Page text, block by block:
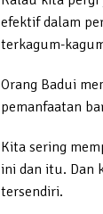
efektif dalam
terkagum-
Orang Badui
pemanfaatan
Kita sering
ini dan itu. Dan
tersendiri.